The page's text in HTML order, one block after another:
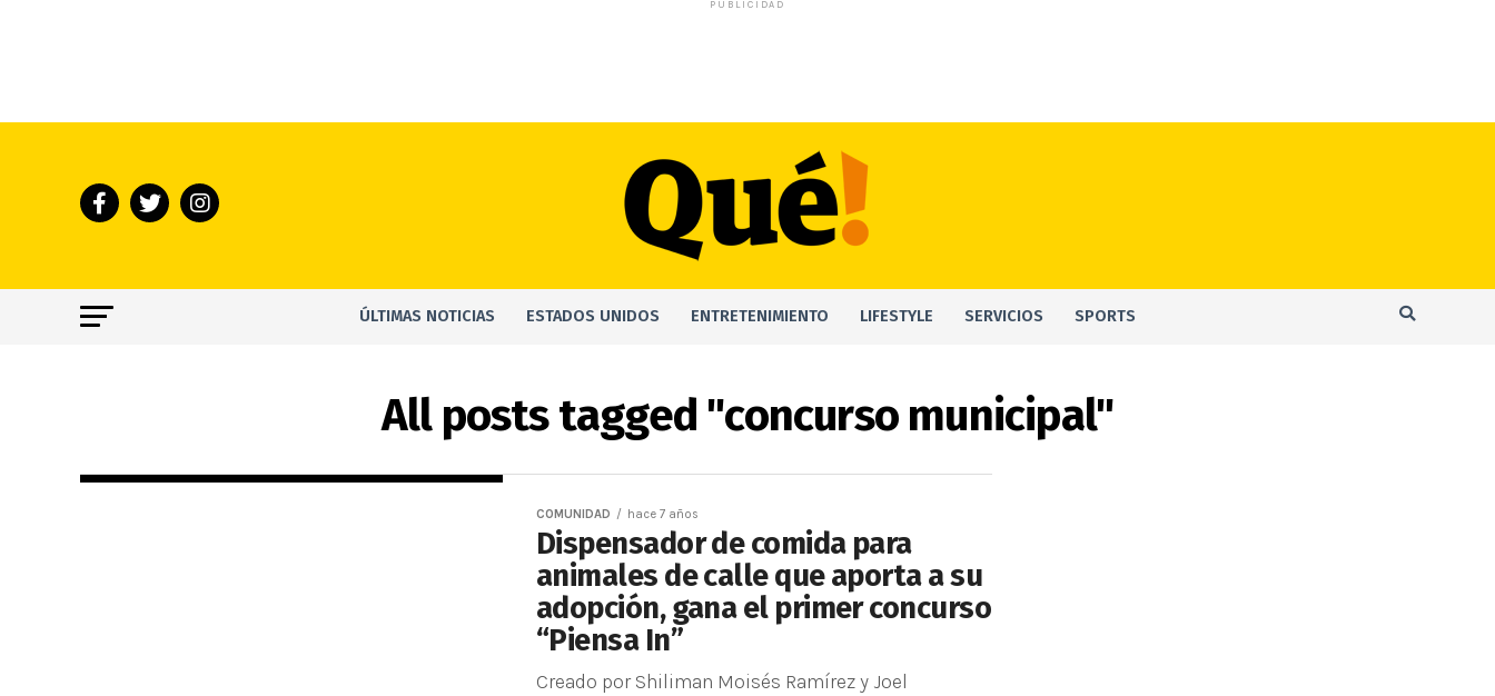
PUBLICIDAD
ÚLTIMAS NOTICIAS ESTADOS UNIDOS ENTRETENIMIENTO LIFESTYLE SERVICIOS SPORTS
All posts tagged "concurso municipal"
COMUNIDAD hace 7 años
Dispensador de comida para
animales de calle que aporta a su
adopción, gana el primer concurso
“Piensa In”
Creado por Shiliman Moisés Ramírez y Joel